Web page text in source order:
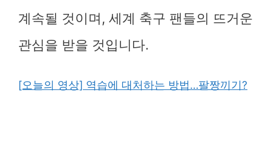
계속될 것이며, 세계 축구 팬들의 뜨거운
관심을 받을 것입니다.
[오늘의 영상] 역습에 대처하는 방법…팔짱끼기?